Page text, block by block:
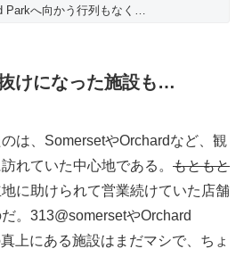
Parkへ向かう行列もなく…
けになった施設も…
は、SomersetやOrchardなど、観
れていた中心地である。 もともと
地に助けられて営業続けていた店舗
。313@somersetやOrchard
上にある施設はまだマシで、ちょ